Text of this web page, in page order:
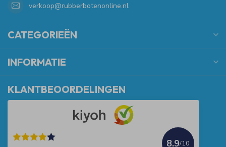
verkoop@rubberbotenonline.nl
CATEGORIEËN
INFORMATIE
KLANTBEOORDELINGEN
8.9/10